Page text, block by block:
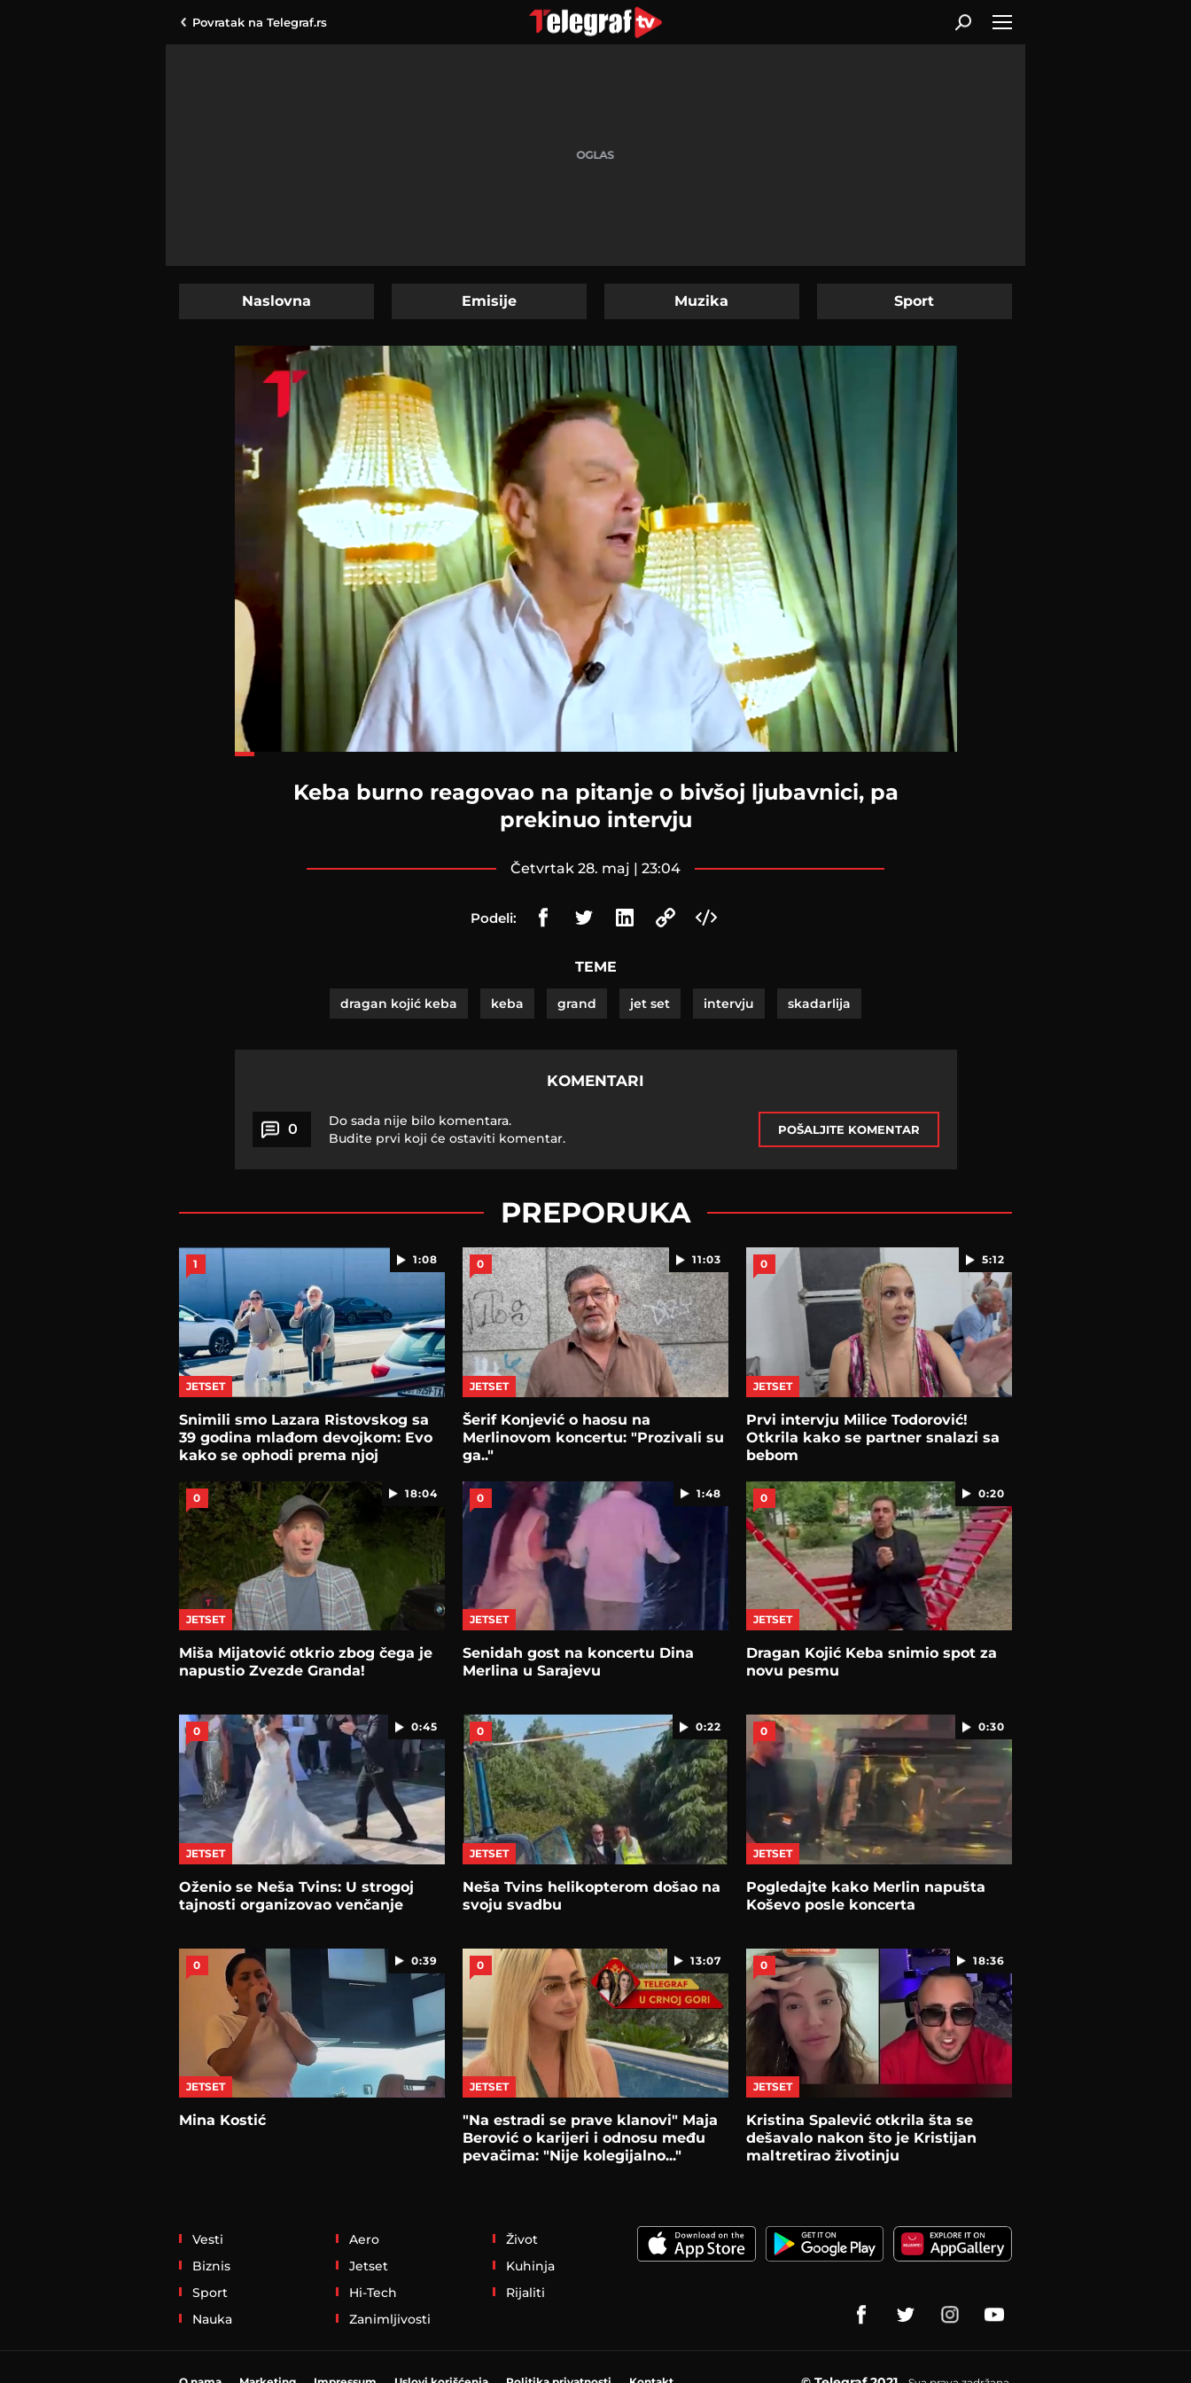
Povratak na Telegraf.rs
Naslovna Emisije Muzika Sport
Keba burno reagovao na pitanje o bivšoj ljubavnici, pa
prekinuo intervju
četvrtak 28. maj | 23:04
Podeli:
TEME
dragan kojić keba keba grand jet set intervju skadarlija
KOMENTARI
0
Do sada nije bilo komentara.
Budite prvi koji će ostaviti komentar.
POŠALJITE KOMENTAR
PREPORUKA
1:08
1
JETSET
Snimili smo Lazara Ristovskog sa
39 godina mlađom devojkom: Evo
kako se ophodi prema njoj
11:03
0
JETSET
Šerif Konjević o haosu na
Merlinovom koncertu: "Prozivali su
ga.."
5:12
0
JETSET
Prvi intervju Milice Todorović!
Otkrila kako se partner snalazi sa
bebom
18:04
0
JETSET
Miša Mijatović otkrio zbog čega je
napustio Zvezde Granda!
1:48
0
JETSET
Senidah gost na koncertu Dina
Merlina u Sarajevu
0:20
0
JETSET
Dragan Kojić Keba snimio spot za
novu pesmu
0:45
0
JETSET
Oženio se Neša Tvins: U strogoj
tajnosti organizovao venčanje
0:22
0
JETSET
Neša Tvins helikopterom došao na
svoju svadbu
0:30
0
JETSET
Pogledajte kako Merlin napušta
Koševo posle koncerta
0:39
0
JETSET
Mina Kostić
13:07
0
JETSET
"Na estradi se prave klanovi" Maja
Berović o karijeri i odnosu među
pevačima: "Nije kolegijalno..."
18:36
0
JETSET
Kristina Spalević otkrila šta se
dešavalo nakon što je Kristijan
maltretirao životinju
Vesti
Biznis
Sport
Nauka
Aero
Jetset
Hi-Tech
Zanimljivosti
Život
Kuhinja
Rijaliti